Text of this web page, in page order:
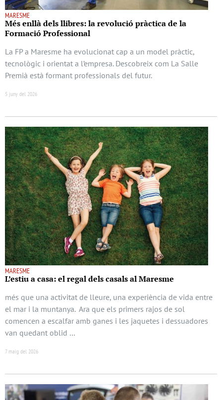
MARESME
Més enllà dels llibres: la revolució pràctica de la
Formació Professional
La FP a Maresme ha evolucionat cap a un model pràctic,
tecnològic i orientat a l’empresa. Descobreix com La Salle
Premià està formant professionals del futur.
5 juny del 2026
MARESME
L’estiu a casa: el regal dels casals al Maresme
més que una activitat de lleure, una experiència de vida entre
el mar i la muntanya. Ara que els primers rajos de sol
comencen a escalfar amb ganes i les jaquetes i dessuadores
van quedant oblid …
7 maig del 2026